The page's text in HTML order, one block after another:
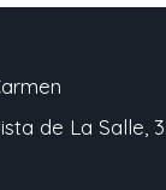
de La Salle, 3